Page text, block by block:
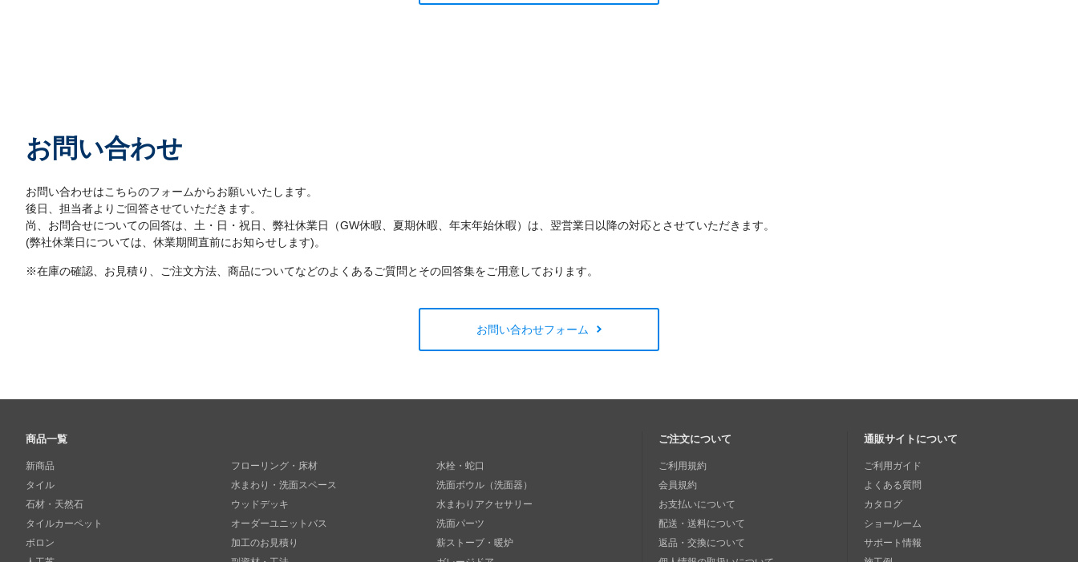
お問い合わせ
お問い合わせはこちらのフォームからお願いいたします。
後日、担当者よりご回答させていただきます。
尚、お問合せについての回答は、土・日・祝日、弊社休業日（GW休暇、夏期休暇、年末年始休暇）は、翌営業日以降の対応とさせていただきます。
(弊社休業日については、休業期間直前にお知らせします)。
※在庫の確認、お見積り、ご注文方法、商品についてなどのよくあるご質問とその回答集をご用意しております。
お問い合わせフォーム
商品一覧
新商品
タイル
石材・天然石
タイルカーペット
ボロン
フローリング・床材
水まわり・洗面スペース
ウッドデッキ
オーダーユニットバス
加工のお見積り
水栓・蛇口
洗面ボウル（洗面器）
水まわりアクセサリー
洗面パーツ
薪ストーブ・暖炉
ご注文について
ご利用規約
会員規約
お支払いについて
配送・送料について
返品・交換について
通販サイトについて
ご利用ガイド
よくある質問
カタログ
ショールーム
サポート情報